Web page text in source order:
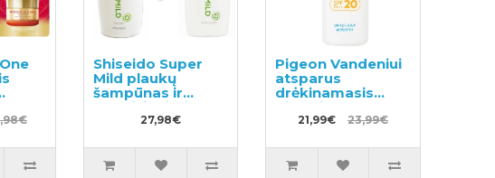
+
Shiseido Super
Mild plaukų
šampūnas ir
kondicionierius su
žolelių aromatu
27,98€
Pigeon Vandeniui
atsparus
drėkinamasis
pienelis nuo
saulės SPF20 45g
21,99€ 23,99€